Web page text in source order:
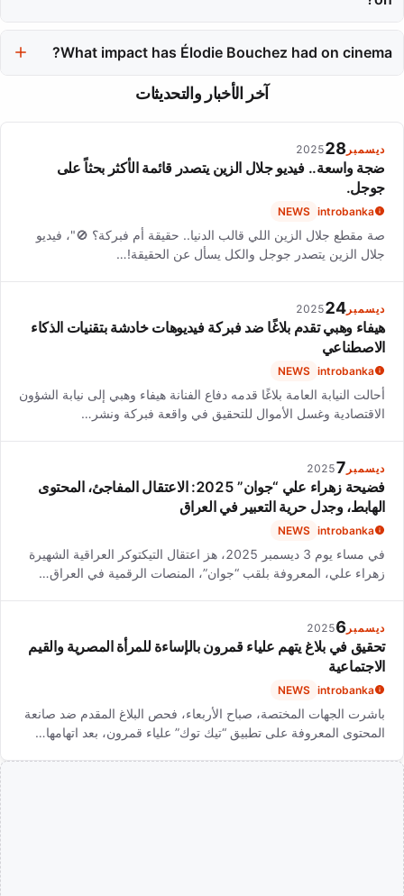
Faces', which earned her César nominations and renewed
What impact has Élodie Bouchez had on cinema?
Élodie Bouchez has built a legacy of powerful and authentic
performances, choosing roles that challenge her and resonate
آخر الأخبار والتحديثات
ديسمبر 28
2025
ضجة واسعة.. فيديو جلال الزين يتصدر قائمة الأكثر بحثاً على
جوجل.
introbanka
NEWS
صة مقطع جلال الزين اللي قالب الدنيا.. حقيقة أم فبركة؟ 🚫"، فيديو
جلال الزين يتصدر جوجل والكل يسأل عن الحقيقة!…
ديسمبر 24
2025
هيفاء وهبي تقدم بلاغًا ضد فبركة فيديوهات خادشة بتقنيات الذكاء
الاصطناعي
introbanka
NEWS
أحالت النيابة العامة بلاغًا قدمه دفاع الفنانة هيفاء وهبي إلى نيابة الشؤون
الاقتصادية وغسل الأموال للتحقيق في واقعة فبركة ونشر…
ديسمبر 7
2025
فضيحة زهراء علي “جوان” 2025: الاعتقال المفاجئ، المحتوى
الهابط، وجدل حرية التعبير في العراق
introbanka
NEWS
في مساء يوم 3 ديسمبر 2025، هز اعتقال التيكتوكر العراقية الشهيرة
زهراء علي، المعروفة بلقب “جوان”، المنصات الرقمية في العراق…
ديسمبر 6
2025
تحقيق في بلاغ يتهم علياء قمرون بالإساءة للمرأة المصرية والقيم
الاجتماعية
introbanka
NEWS
باشرت الجهات المختصة، صباح الأربعاء، فحص البلاغ المقدم ضد صانعة
المحتوى المعروفة على تطبيق “تيك توك” علياء قمرون، بعد اتهامها…